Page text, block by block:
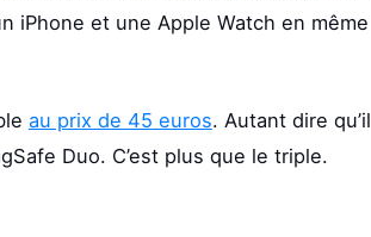
iPhone et une Apple Watch en même
au prix de 45 euros. Autant dire qu’il
Duo. C’est plus que le triple.